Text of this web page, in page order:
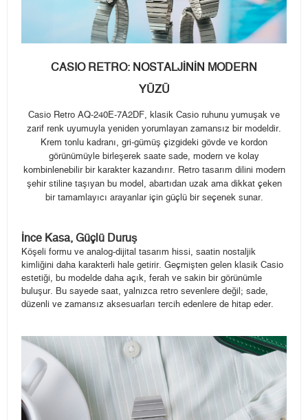
CASIO RETRO: NOSTALJİNİN MODERN
YÜZÜ
Casio Retro AQ-240E-7A2DF, klasik Casio ruhunu yumuşak ve
zarif renk uyumuyla yeniden yorumlayan zamansız bir modeldir.
Krem tonlu kadranı, gri-gümüş çizgideki gövde ve kordon
görünümüyle birleşerek saate sade, modern ve kolay
kombinlenebilir bir karakter kazandırır. Retro tasarım dilini modern
şehir stiline taşıyan bu model, abartıdan uzak ama dikkat çeken
bir tamamlayıcı arayanlar için güçlü bir seçenek sunar.
İnce Kasa, Güçlü Duruş
Köşeli formu ve analog-dijital tasarım hissi, saatin nostaljik
kimliğini daha karakterli hale getirir. Geçmişten gelen klasik Casio
estetiği, bu modelde daha açık, ferah ve sakin bir görünümle
buluşur. Bu sayede saat, yalnızca retro sevenlere değil; sade,
düzenli ve zamansız aksesuarları tercih edenlere de hitap eder.